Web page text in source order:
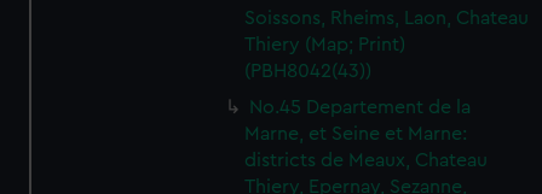
Soissons, Rheims, Laon, Chateau
Thiery (Map; Print)
(PBH8042(43))
No.45 Departement de la
Marne, et Seine et Marne:
districts de Meaux, Chateau
Thiery, Epernay, Sezanne,